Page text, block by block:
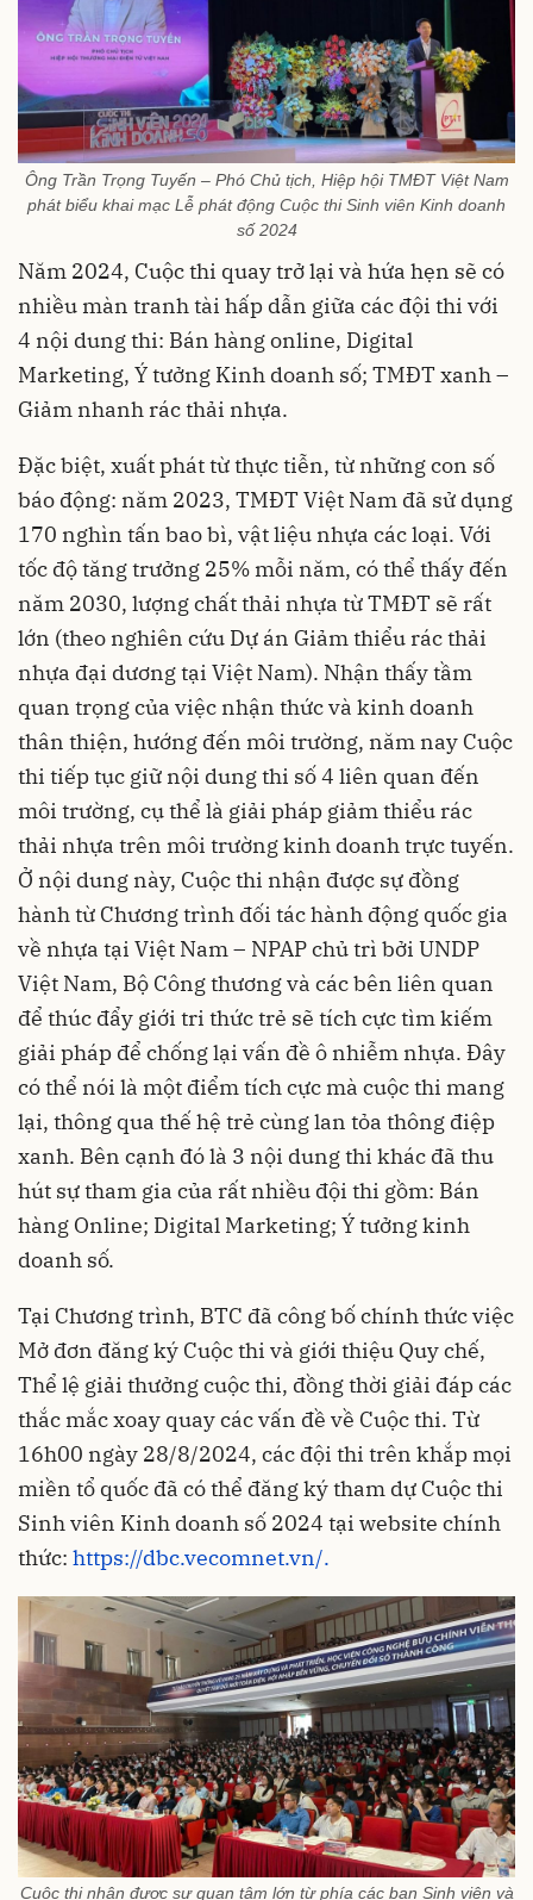
Ông Trần Trọng Tuyến – Phó Chủ tịch, Hiệp hội TMĐT Việt Nam
phát biểu khai mạc Lễ phát động Cuộc thi Sinh viên Kinh doanh
số 2024
Năm 2024, Cuộc thi quay trở lại và hứa hẹn sẽ có
nhiều màn tranh tài hấp dẫn giữa các đội thi với
4 nội dung thi: Bán hàng online, Digital
Marketing, Ý tưởng Kinh doanh số; TMĐT xanh –
Giảm nhanh rác thải nhựa.
Đặc biệt, xuất phát từ thực tiễn, từ những con số
báo động: năm 2023, TMĐT Việt Nam đã sử dụng
170 nghìn tấn bao bì, vật liệu nhựa các loại. Với
tốc độ tăng trưởng 25% mỗi năm, có thể thấy đến
năm 2030, lượng chất thải nhựa từ TMĐT sẽ rất
lớn (theo nghiên cứu Dự án Giảm thiểu rác thải
nhựa đại dương tại Việt Nam). Nhận thấy tầm
quan trọng của việc nhận thức và kinh doanh
thân thiện, hướng đến môi trường, năm nay Cuộc
thi tiếp tục giữ nội dung thi số 4 liên quan đến
môi trường, cụ thể là giải pháp giảm thiểu rác
thải nhựa trên môi trường kinh doanh trực tuyến.
Ở nội dung này, Cuộc thi nhận được sự đồng
hành từ Chương trình đối tác hành động quốc gia
về nhựa tại Việt Nam – NPAP chủ trì bởi UNDP
Việt Nam, Bộ Công thương và các bên liên quan
để thúc đẩy giới tri thức trẻ sẽ tích cực tìm kiếm
giải pháp để chống lại vấn đề ô nhiễm nhựa. Đây
có thể nói là một điểm tích cực mà cuộc thi mang
lại, thông qua thế hệ trẻ cùng lan tỏa thông điệp
xanh. Bên cạnh đó là 3 nội dung thi khác đã thu
hút sự tham gia của rất nhiều đội thi gồm: Bán
hàng Online; Digital Marketing; Ý tưởng kinh
doanh số.
Tại Chương trình, BTC đã công bố chính thức việc
Mở đơn đăng ký Cuộc thi và giới thiệu Quy chế,
Thể lệ giải thưởng cuộc thi, đồng thời giải đáp các
thắc mắc xoay quay các vấn đề về Cuộc thi. Từ
16h00 ngày 28/8/2024, các đội thi trên khắp mọi
miền tổ quốc đã có thể đăng ký tham dự Cuộc thi
Sinh viên Kinh doanh số 2024 tại website chính
thức: https://dbc.vecomnet.vn/.
Cuộc thi nhận được sự quan tâm lớn từ phía các bạn Sinh viên và